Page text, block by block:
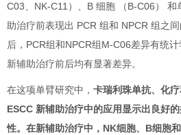
C03、NK-C11）、B 细胞 （B-C06）
助治疗前表现出 PCR 组和 NPCR 组之
后，PCR组和NPCR组M-C06差异有统
新辅助治疗前后均有显著差异。
在这项单臂研究中， 卡瑞利珠单抗、化
ESCC 新辅助治疗中的应用显示出良好
性。在新辅助治疗中，NK细胞、B细胞